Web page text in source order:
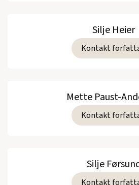
Silje Heier
Kontakt
Mette Paust-
Kontakt
Silje
Kontakt